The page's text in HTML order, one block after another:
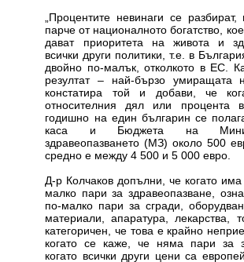
„Процентите невинаги се
парче от националното богатство,
дават приоритета на живота и
всички други политики, т.е. в
двойно по-малък, отколкото в ЕС.
резултат – най-бързо умиращата
констатира той и добави, че
относителния дял или процента
годишно на един българин се
каса и Бюджета на
здравеопазването (МЗ) около 500
средно е между 4 500 и 5 000 евро.
Д-р Колчаков допълни, че когато
малко пари за здравеопазване,
по-малко пари за сгради,
материали, апаратура, лекарства,
категоричен, че това е крайно
когато се каже, че няма пари за
когато всички други цени са